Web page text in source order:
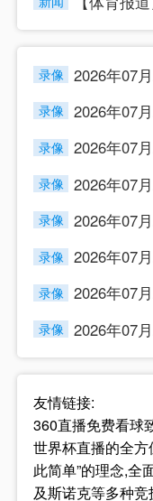
录像
录像
录像
录像
录像
录像
录像
录像
友情链接:
360直播免费看球
世界杯直播的全
此简单”的理念,全
及斯诺克等多种